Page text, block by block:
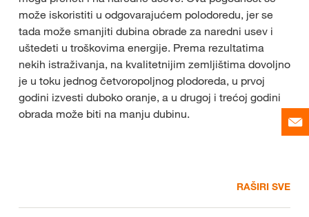
može iskoristiti u odgovarajućem polodoredu, jer se
tada može smanjiti dubina obrade za naredni usev i
uštedeti u troškovima energije. Prema rezultatima
nekih istraživanja, na kvalitetnijim zemljištima dovoljno
je u toku jednog četvoropoljnog plodoreda, u prvoj
godini izvesti duboko oranje, a u drugoj i trećoj godini
obrada može biti na manju dubinu.
RAŠIRI SVE